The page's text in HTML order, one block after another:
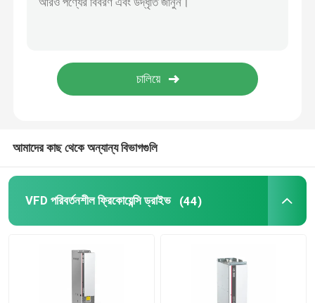
আমাদের কাছ থেকে অন্যান্য বিভাগগুলি
VFD পরিবর্তনশীল ফ্রিকোয়েন্সি ড্রাইভ (44)